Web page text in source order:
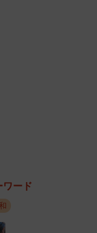
ワード